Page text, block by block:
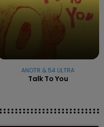
ANOTR & 54 ULTRA
Talk To You